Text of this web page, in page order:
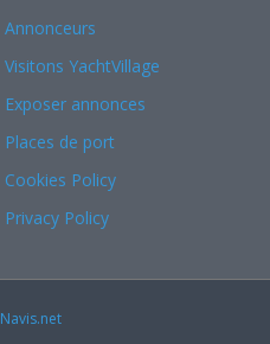
Annonceurs
Visitons YachtVillage
Exposer annonces
Places de port
Cookies Policy
Privacy Policy
Navis.net